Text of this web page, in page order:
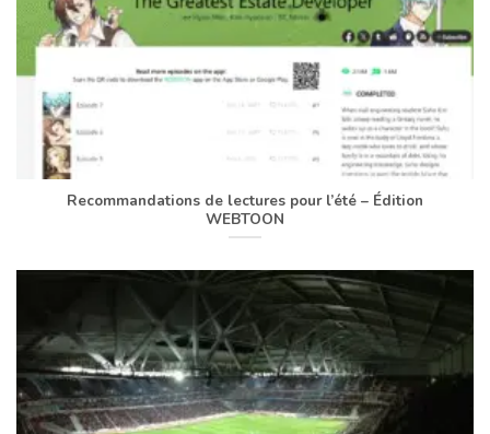
Recommandations de lectures pour l’été – Édition
WEBTOON